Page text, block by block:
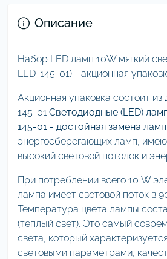
Описание
Набор LED ламп 10W мягкий
LED-145-01) - акционная
Акционная упаковка состоит из
145-01.Светодиодные (LED)
145-01 - достойная замена
энергосберегающих ламп,
высокий световой потолок и
При потреблении всего 10 W
лампа имеет световой поток в
Температура цвета лампы
(теплый свет). Это самый
света, который
световыми параметрами,